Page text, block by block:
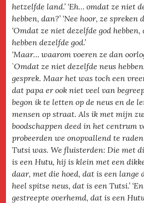
hetzelfde land.’ ‘Eh… omdat ze niet
hebben, dan?’ ‘Nee hoor, ze spreken
‘Omdat ze niet dezelfde god hebben,
hebben dezelfde god.’
‘Maar… waarom voeren ze dan
`Omdat ze niet dezelfde neus
gesprek. Maar het was toch een
dat papa er ook niet veel van
begon ik te letten op de neus en de
mensen op straat. Als ik met mijn
boodschappen deed in het centrum
probeerden we onopvallend te
Tutsi was. We fluisterden: Die met
is een Hutu, hij is klein met een dikke
daar, met die hoed, dat is een lange
heel spitse neus, dat is een Tutsi.’
gestreepte overhemd, dat is een